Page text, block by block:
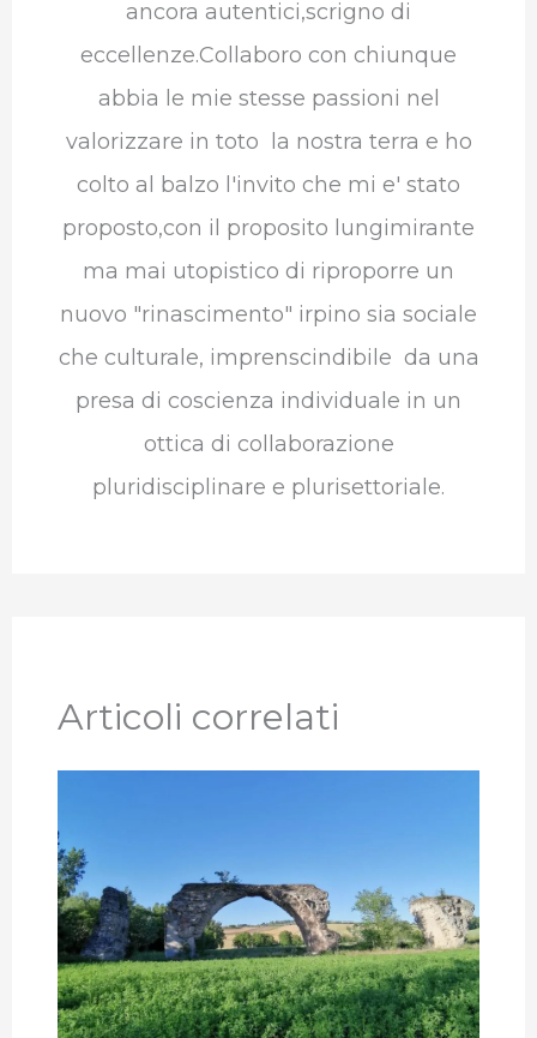
ancora autentici,scrigno di
eccellenze.Collaboro con chiunque
abbia le mie stesse passioni nel
valorizzare in toto la nostra terra e ho
colto al balzo l'invito che mi e' stato
proposto,con il proposito lungimirante
ma mai utopistico di riproporre un
nuovo "rinascimento" irpino sia sociale
che culturale, imprenscindibile da una
presa di coscienza individuale in un
ottica di collaborazione
pluridisciplinare e plurisettoriale.
Articoli correlati